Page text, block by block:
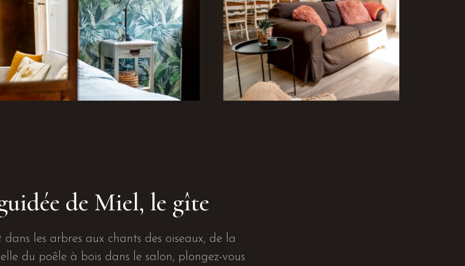
de Miel, le gîte
dans les arbres aux chants des oiseaux, de la
du poêle à bois dans le salon, plongez-vous